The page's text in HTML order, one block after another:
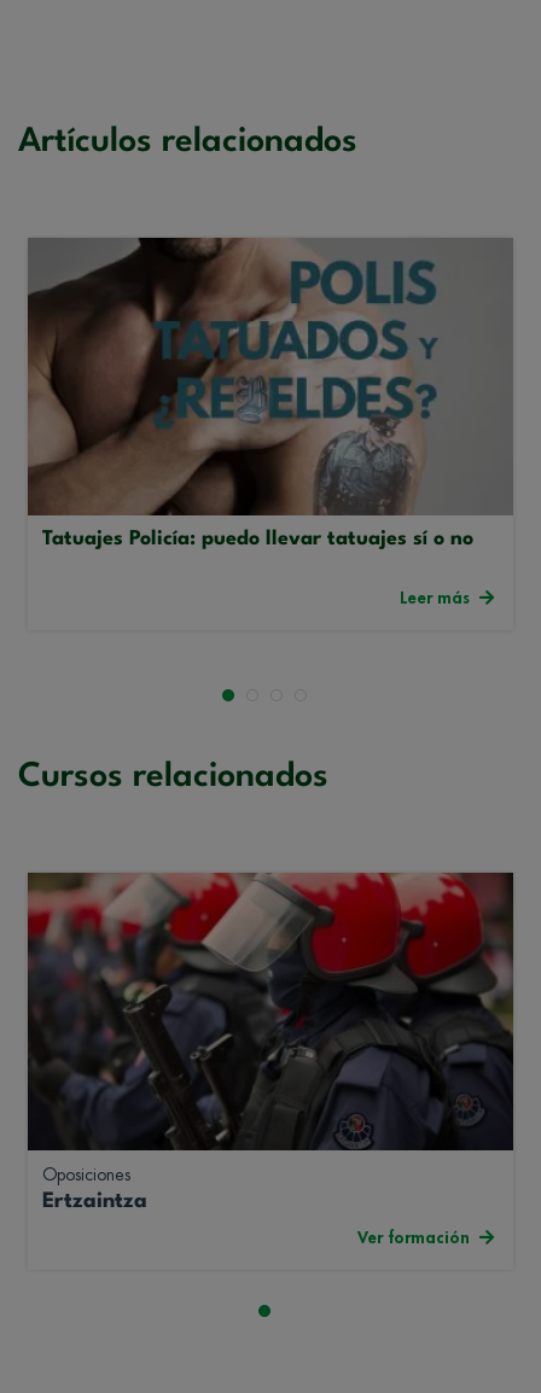
Artículos relacionados
Tatuajes Policía: puedo llevar tatuajes sí o no
Leer más
Cursos relacionados
Oposiciones
Ertzaintza
Ver formación